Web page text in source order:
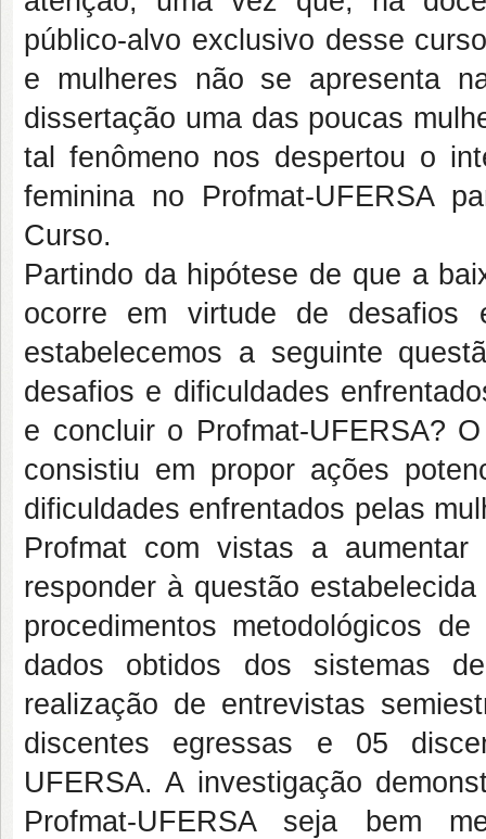
público-alvo exclusivo desse
e mulheres não se apresenta
dissertação uma das poucas
tal fenômeno nos despertou o
feminina no Profmat-UFERSA
Curso.
Partindo da hipótese de que a
ocorre em virtude de desafios
estabelecemos a seguinte
desafios e dificuldades
e concluir o Profmat-UFERSA?
consistiu em propor ações
dificuldades enfrentados pelas
Profmat com vistas a
responder à questão
procedimentos metodológicos
dados obtidos dos sistemas
realização de entrevistas
discentes egressas e 05
UFERSA. A investigação
Profmat-UFERSA seja bem